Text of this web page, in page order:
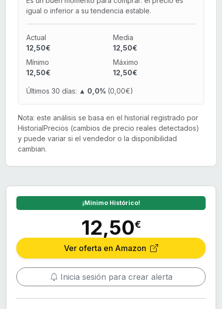
igual o inferior a su tendencia estable.
Actual
12,50€
Media
12,50€
Mínimo
12,50€
Máximo
12,50€
Últimos 30 días: ▲ 0,0% (0,00€)
Nota: este análisis se basa en el historial registrado por
HistorialPrecios (cambios de precio reales detectados)
y puede variar si el vendedor o la disponibilidad
cambian.
¡Mínimo Histórico!
12,50€
Ver oferta en Amazon
Inicia sesión para crear alerta